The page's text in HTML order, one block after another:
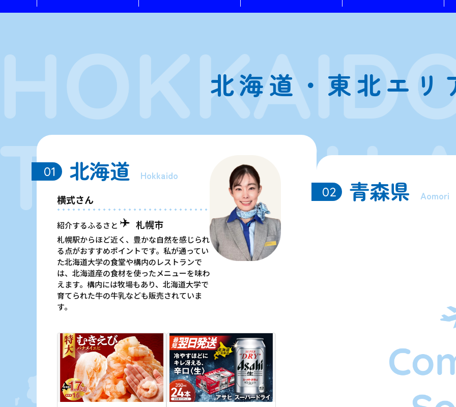
北海道・東北エリ
01 北海道
Hokkaido
横式さん
紹介するふるさと 札幌市
札幌駅からほど近く、豊かな自然を感じられ
る点がおすすめポイントです。私が通ってい
た北海道大学の食堂や構内のレストランで
は、北海道産の食材を使ったメニューを味わ
えます。構内には牧場もあり、北海道大学で
育てられた牛の牛乳なども販売されていま
す。
02 青森県 Aomori